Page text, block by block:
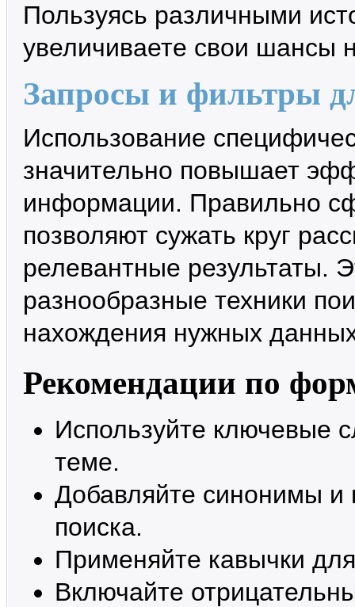
Пользуясь различными
увеличиваете свои шансы
Запросы и фильтры
Использование
значительно повышает
информации. Правильно
позволяют сужать круг
релевантные результаты.
разнообразные техники
нахождения нужных
Рекомендации по
Используйте ключевые
теме.
Добавляйте синонимы и
поиска.
Применяйте кавычки
Включайте